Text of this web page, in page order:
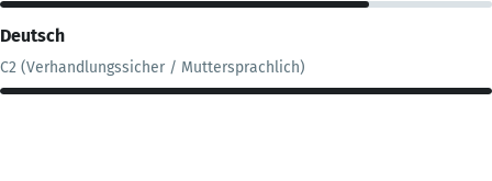
Deutsch
C2 (Verhandlungssicher / Muttersprachlich)